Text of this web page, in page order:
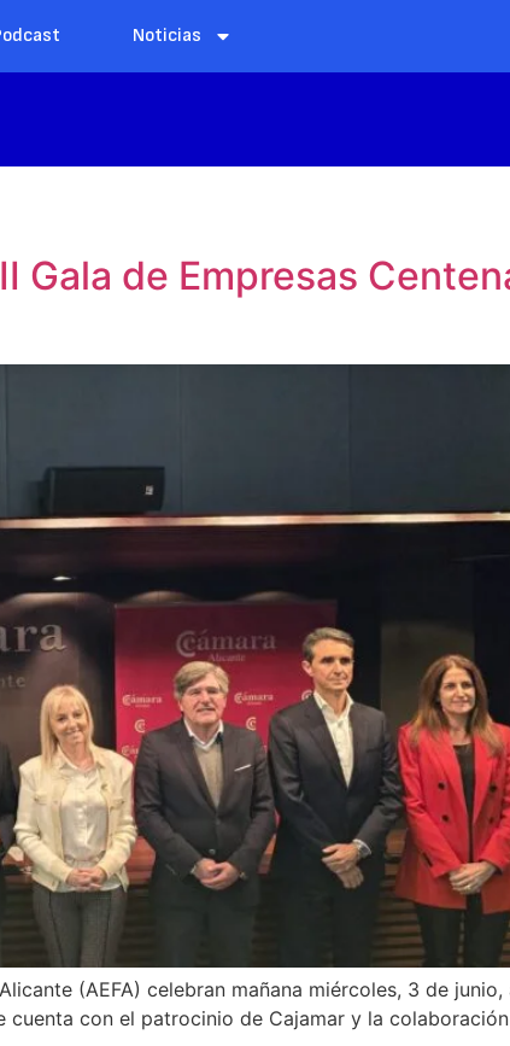
Noticias
Gala de Empresas
(AEFA) celebran mañana miércoles, 3 de junio,
cuenta con el patrocinio de Cajamar y la